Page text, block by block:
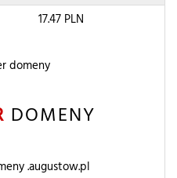
17.47 PLN
DOMENY
.augustow.pl